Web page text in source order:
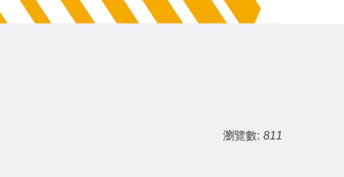
瀏覽數: 811